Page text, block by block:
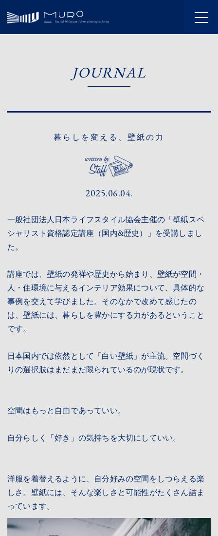
JOURNAL
暮らしを変える、壁紙の力
2025.06.04.
一般社団法人日本ライフスタイル協会主催の「壁紙スペ
シャリスト資格認定講座（国内&歴史）」を受講しまし
た。
講座では、壁紙の発祥や歴史から始まり、壁紙が空間・
人・住環境に与えるインテリア効果について、具体的な
事例を交えて学びました。そのなかで改めて感じたの
は、壁紙には、暮らしを豊かにする力があるということ
です。
日本国内では依然として「白い壁紙」が主流。空間づく
りの選択肢はまだまだ限られているのが現状です。
空間はもっと自由であっていい。
自分らしく「好き」の気持ちを大切にしていい。
洋服を着替えるように、自分好みの空間をしつらえる楽
しさ。壁紙には、そんな楽しさと可能性がたくさん詰ま
っています。
INFORMATION
SERVICE
SHOWROOM
PRIVACY